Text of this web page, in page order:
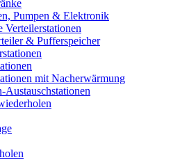
Pumpen & Elektronik
Verteilerstationen
& Pufferspeicher
mit Nacherwärmung
Austauschstationen